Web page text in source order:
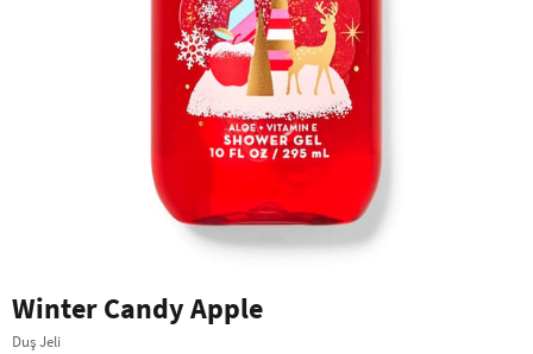
Winter Candy Apple
Duş Jeli